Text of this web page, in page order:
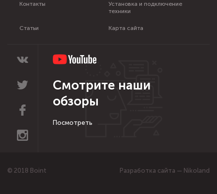
Контакты
Установка и подключение
техники
Статьи Карта сайта
Смотрите наши
обзоры
Посмотреть
© 2018 Boint Разработка сайта — Nikoland